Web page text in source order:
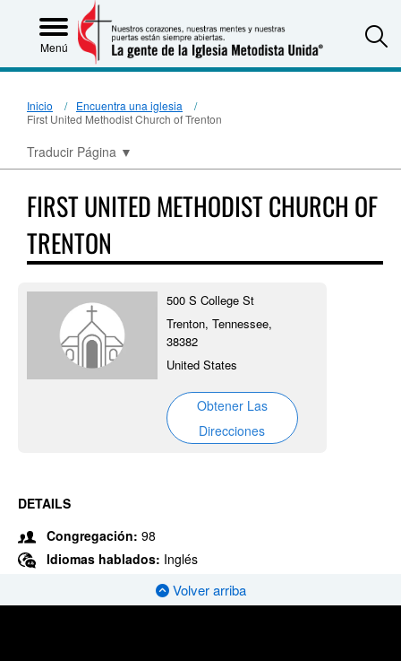
Menú
Inicio
Encuentra una iglesia
First United Methodist Church of Trenton
Traducir Página ▼
FIRST UNITED METHODIST CHURCH OF
TRENTON
500 S College St
Trenton, Tennessee,
38382
United States
Obtener Las
Direcciones
DETAILS
Congregación: 98
Idiomas hablados: Inglés
Volver arriba